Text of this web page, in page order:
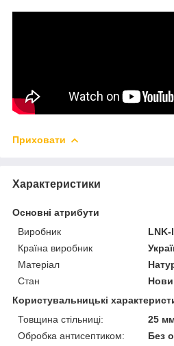
Приховати
Характеристики
Основні атрибути
Виробник
LNK-
Країна виробник
Матеріал
Стан
Користувальницькі
Товщина стільниці:
25
Обробка антисептиком:
Без